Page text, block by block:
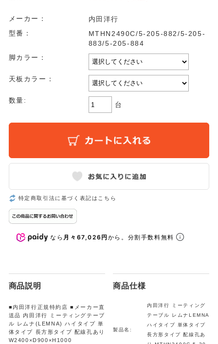
メーカー：
内田洋行
型番：
MTHN2490C/5-205-882/5-205-
883/5-205-884
脚カラー：
天板カラー：
数量:
台
特定商取引法に基づく表記はこちら
なら 月々67,026円から。分割手数料無料
商品説明
■内田洋行正規特約店 ■メーカー直
送品 内田洋行 ミーティングテーブ
ル レムナ(LEMNA) ハイタイプ 単
体タイプ 長方形タイプ 配線孔あり
W2400×D900×H1000
商品仕様
製品名:
内田洋行 ミーティング
テーブル レムナLEMNA
ハイタイプ 単体タイプ
長方形タイプ 配線孔あ